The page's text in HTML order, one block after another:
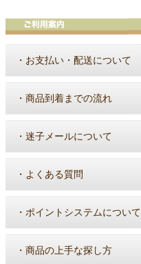
・ お支払い・配送について
・ 商品到着までの流れ
・ 迷子メールについて
・ よくある質問
・ ポイントシステムについて
・ 商品の上手な探し方